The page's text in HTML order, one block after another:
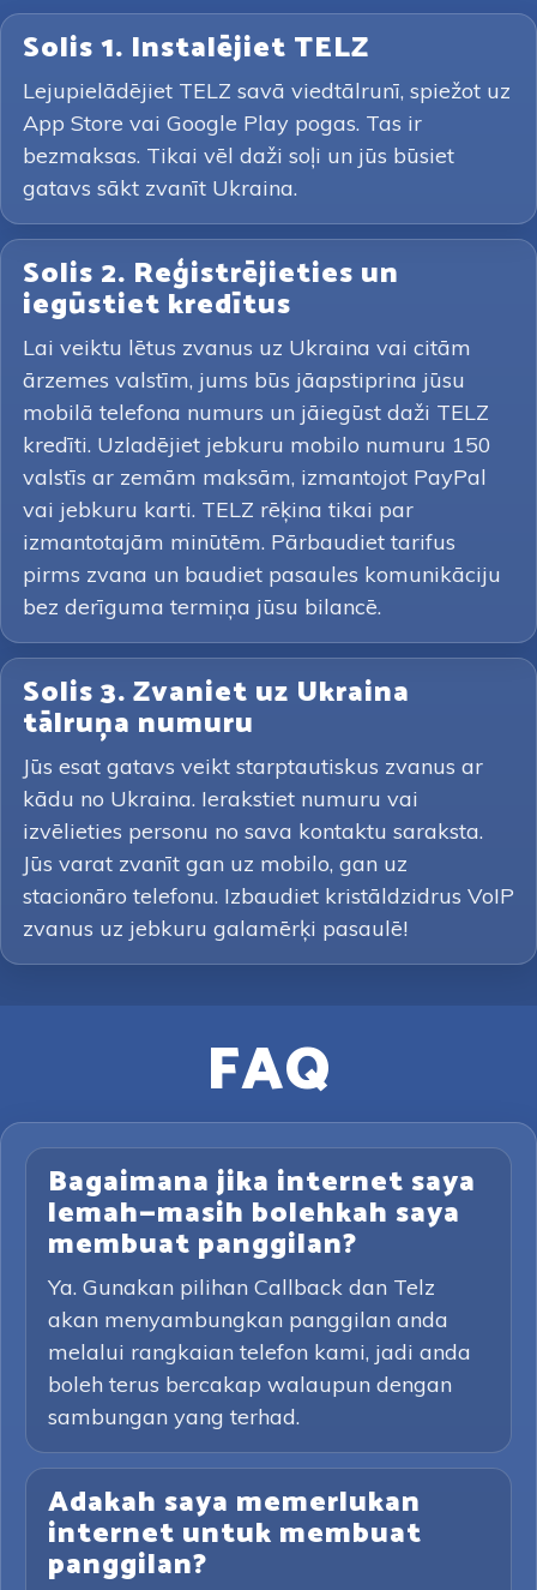
Solis 1. Instalējiet TELZ
Lejupielādējiet TELZ savā viedtālrunī, spiežot uz
App Store vai Google Play pogas. Tas ir
bezmaksas. Tikai vēl daži soļi un jūs būsiet
gatavs sākt zvanīt Ukraina.
Solis 2. Reģistrējieties un
iegūstiet kredītus
Lai veiktu lētus zvanus uz Ukraina vai citām
ārzemes valstīm, jums būs jāapstiprina jūsu
mobilā telefona numurs un jāiegūst daži TELZ
kredīti. Uzladējiet jebkuru mobilo numuru 150
valstīs ar zemām maksām, izmantojot PayPal
vai jebkuru karti. TELZ rēķina tikai par
izmantotajām minūtēm. Pārbaudiet tarifus
pirms zvana un baudiet pasaules komunikāciju
bez derīguma termiņa jūsu bilancē.
Solis 3. Zvaniet uz Ukraina
tālruņa numuru
Jūs esat gatavs veikt starptautiskus zvanus ar
kādu no Ukraina. Ierakstiet numuru vai
izvēlieties personu no sava kontaktu saraksta.
Jūs varat zvanīt gan uz mobilo, gan uz
stacionāro telefonu. Izbaudiet kristāldzidrus VoIP
zvanus uz jebkuru galamērķi pasaulē!
FAQ
Bagaimana jika internet saya
lemah—masih bolehkah saya
membuat panggilan?
Ya. Gunakan pilihan Callback dan Telz
akan menyambungkan panggilan anda
melalui rangkaian telefon kami, jadi anda
boleh terus bercakap walaupun dengan
sambungan yang terhad.
Adakah saya memerlukan
internet untuk membuat
panggilan?